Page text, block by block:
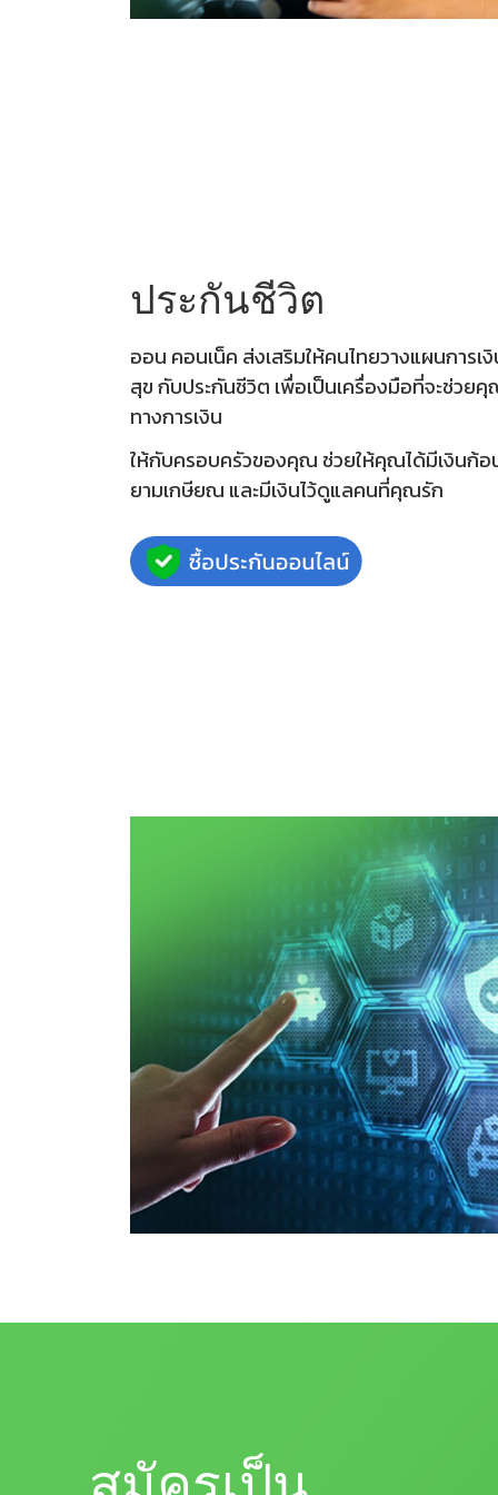
ประกันชีวิต
ออน คอนเน็ค ส่งเสริมให้คนไทยวางแผนการเ
สุข กับประกันชีวิต เพื่อเป็นเครื่องมือที่จะช่วย
ทางการเงิน
ให้กับครอบครัวของคุณ ช่วยให้คุณได้มีเงินก้อ
ยามเกษียณ และมีเงินไว้ดูแลคนที่คุณรัก